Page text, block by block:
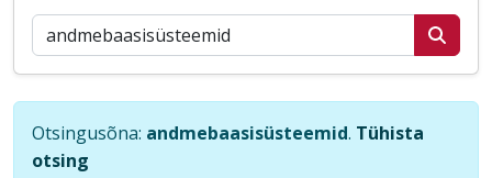
Otsi postitusi
Otsingusõna: andmebaasisüsteemid. Tühista
otsing